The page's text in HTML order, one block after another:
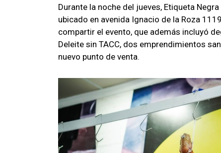
Durante la noche del jueves, Etiqueta
ubicado en avenida Ignacio de la Roza
compartir el evento, que además incluyó
Deleite sin TACC, dos emprendimientos
nuevo punto de venta.